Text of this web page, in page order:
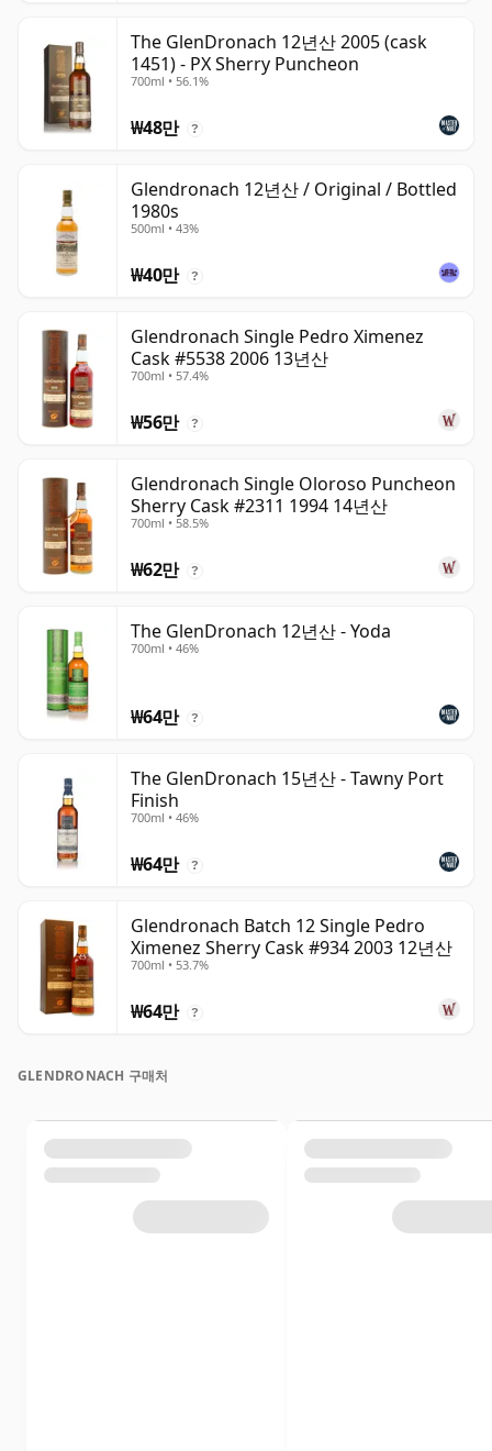
The GlenDronach 12년산 2005 (cask
1451) - PX Sherry Puncheon
700ml • 56.1%
₩48만 ?
Glendronach 12년산 / Original / Bottled
1980s
500ml • 43%
₩40만 ?
Glendronach Single Pedro Ximenez
Cask #5538 2006 13년산
700ml • 57.4%
₩56만 ?
Glendronach Single Oloroso Puncheon
Sherry Cask #2311 1994 14년산
700ml • 58.5%
₩62만 ?
The GlenDronach 12년산 - Yoda
700ml • 46%
₩64만 ?
The GlenDronach 15년산 - Tawny Port
Finish
700ml • 46%
₩64만 ?
Glendronach Batch 12 Single Pedro
Ximenez Sherry Cask #934 2003 12년산
700ml • 53.7%
₩64만 ?
GLENDRONACH 구매처